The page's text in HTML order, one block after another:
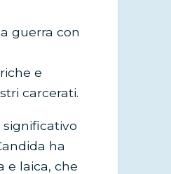
guerra con
e
carcerati.
ha
e laica, che